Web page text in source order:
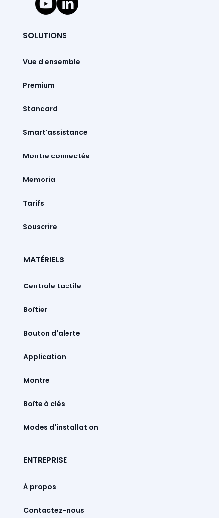
SOLUTIONS
Vue d'ensemble
Premium
Standard
Smart'assistance
Montre connectée
Memoria
Tarifs
Souscrire
MATÉRIELS
Centrale tactile
Boîtier
Bouton d'alerte
Montre
Boîte à clés
Modes d'installation
ENTREPRISE
À propos
Contactez-nous